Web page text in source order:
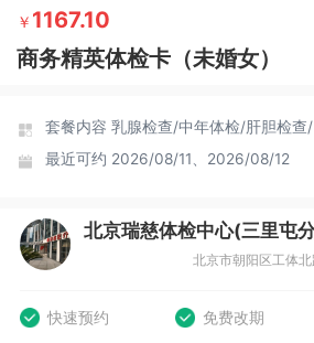
￥ 1167.10
商务精英体检卡（未婚女）
套餐内容 乳腺检查/中年体检/肝胆检查/
最近可约 2026/08/11、2026/08/12
快速预约 免费改期